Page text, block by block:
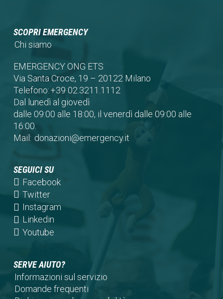
SCOPRI EMERGENCY
Chi siamo
EMERGENCY ONG ETS
Via Santa Croce, 19 – 20122 Milano
Telefono:+39 02.3211.1112
Dal lunedì al giovedì
dalle 09:00 alle 18:00, il venerdì dalle 09:00 alle
16:00.
Mail: donazioni@emergency.it
SEGUICI SU
Facebook(opens
a
Twitter(opens
in
a
new
Instagram(opens
Linkedin(opens
in
tab)
Youtube(opens
new
tab)
SERVE AIUTO?
Informazioni sul servizio
Domande frequenti